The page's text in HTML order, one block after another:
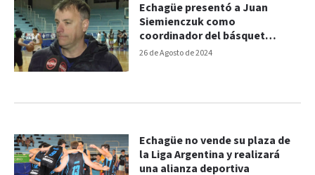
26 de Agosto de 2024
Echagüe presentó a Juan
Siemienczuk como
coordinador del básquet
masculino
Echagüe no vende su plaza de
la Liga Argentina y realizará
una alianza deportiva